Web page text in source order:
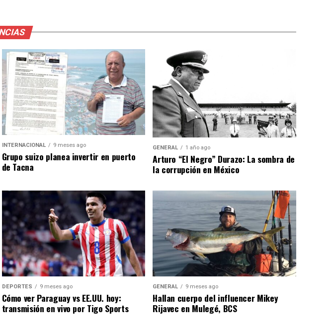
INTERNACIONAL 9 meses ago
Grupo suizo planea invertir en puerto
de Tacna
GENERAL 1 año ago
Arturo “El Negro” Durazo: La sombra de
la corrupción en México
DEPORTES 9 meses ago
Cómo ver Paraguay vs EE.UU. hoy:
transmisión en vivo por Tigo Sports
GENERAL 9 meses ago
Hallan cuerpo del influencer Mikey
Rijavec en Mulegé, BCS